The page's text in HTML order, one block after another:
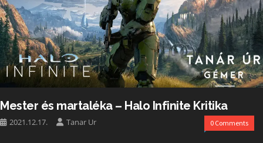
Mester és martaléka – Halo Infinite Kritika
2021.12.17. Tanar Ur 0 Comments